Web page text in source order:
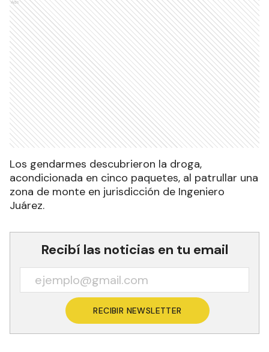
Ads
Los gendarmes descubrieron la droga,
acondicionada en cinco paquetes, al patrullar una
zona de monte en jurisdicción de Ingeniero
Juárez.
Recibí las noticias en tu email
RECIBIR NEWSLETTER